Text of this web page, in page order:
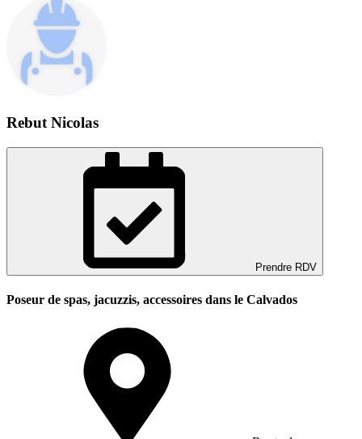
Rebut Nicolas
Prendre RDV
Poseur de spas, jacuzzis, accessoires dans le Calvados